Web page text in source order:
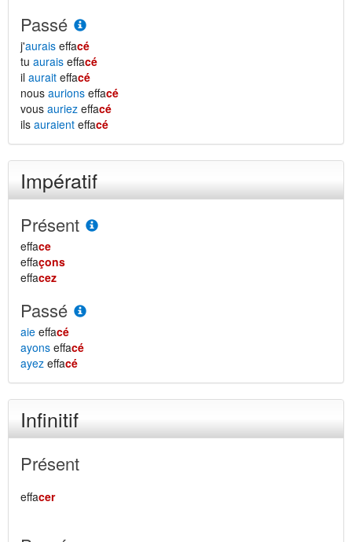
Passé
j'aurais effacé
tu aurais effacé
il aurait effacé
nous aurions effacé
vous auriez effacé
ils auraient effacé
Impératif
Présent
efface
effaçons
effacez
Passé
aie effacé
ayons effacé
ayez effacé
Infinitif
Présent
effacer